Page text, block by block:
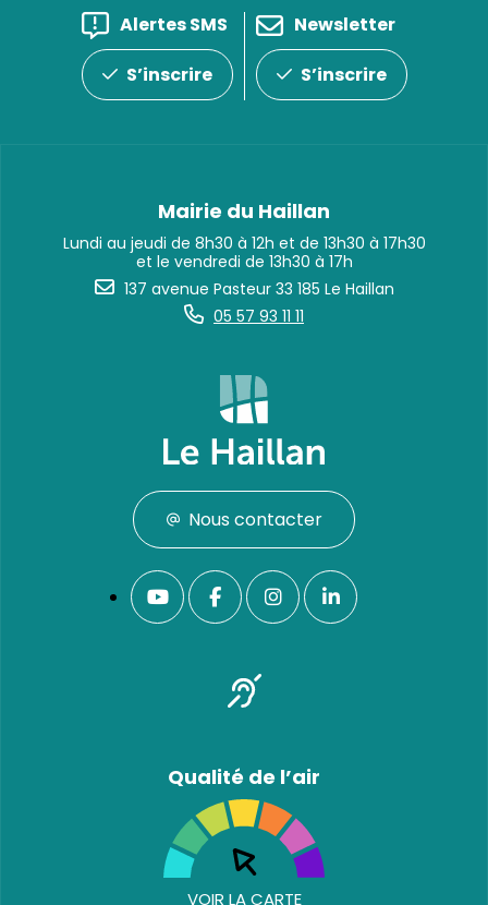
Alertes SMS
S’inscrire
Newsletter
S’inscrire
Mairie du Haillan
Lundi au jeudi de 8h30 à 12h et de 13h30 à 17h30
et le vendredi de 13h30 à 17h
137 avenue Pasteur 33 185 Le Haillan
05 57 93 11 11
Nous contacter
Qualité de l’air
VOIR LA CARTE